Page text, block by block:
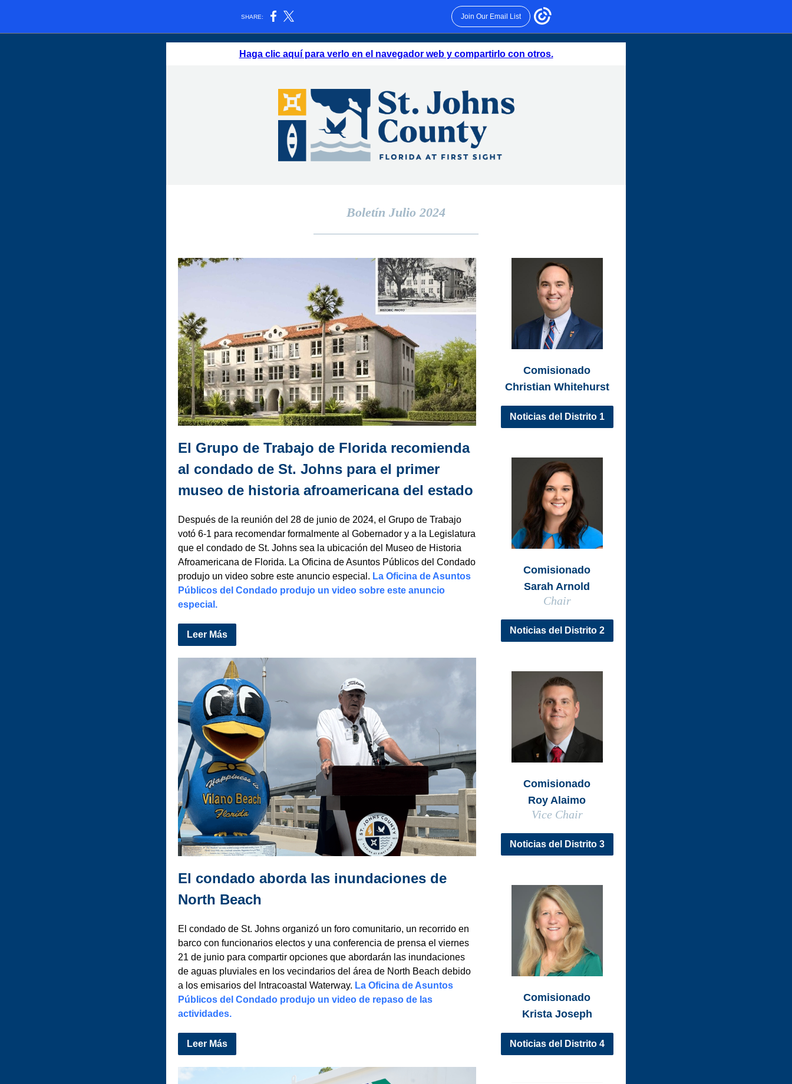
SHARE: Join Our Email List
Haga clic aquí para verlo en el navegador web y compartirlo con otros.
Boletín Julio 2024
El Grupo de Trabajo de Florida recomienda
al condado de St. Johns para el primer
museo de historia afroamericana del estado
Después de la reunión del 28 de junio de 2024, el Grupo de Trabajo
votó 6-1 para recomendar formalmente al Gobernador y a la Legislatura
que el condado de St. Johns sea la ubicación del Museo de Historia
Afroamericana de Florida. La Oficina de Asuntos Públicos del Condado
produjo un video sobre este anuncio especial. La Oficina de Asuntos
Públicos del Condado produjo un video sobre este anuncio
especial.
Leer Más
El condado aborda las inundaciones de
North Beach
El condado de St. Johns organizó un foro comunitario, un recorrido en
barco con funcionarios electos y una conferencia de prensa el viernes
21 de junio para compartir opciones que abordarán las inundaciones
de aguas pluviales en los vecindarios del área de North Beach debido
a los emisarios del Intracoastal Waterway. La Oficina de Asuntos
Públicos del Condado produjo un video de repaso de las
actividades.
Leer Más
Comisionado
Christian Whitehurst
Noticias del Distrito 1
Comisionado
Sarah Arnold
Chair
Noticias del Distrito 2
Comisionado
Roy Alaimo
Vice Chair
Noticias del Distrito 3
Comisionado
Krista Joseph
Noticias del Distrito 4